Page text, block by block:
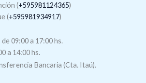
(+595981124365)
(+595981934917)
09:00 a 17:00 hs.
a 14:00 hs.
Bancaria (Cta. Itaú).